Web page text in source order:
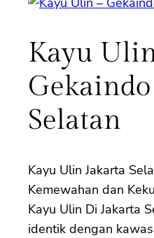
Kayu
Selatan
Kayu Ulin Jakarta
Kemewahan dan
Kayu Ulin Di Jakarta
identik dengan